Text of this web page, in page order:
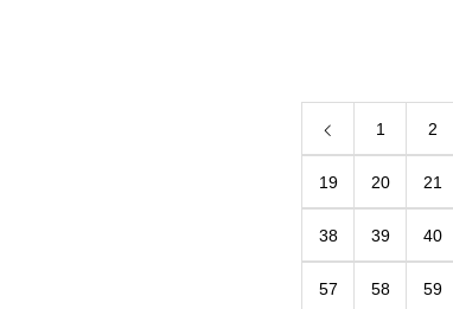
1 2
19 20 21
38 39 40
57 58 59